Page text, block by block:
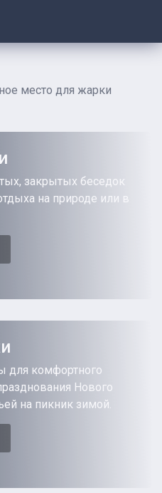
место для жарки
закрытых беседок
на природе или в
для комфортного
Нового
на пикник зимой.